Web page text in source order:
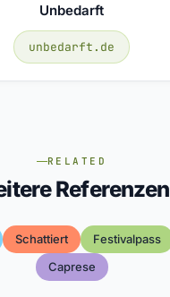
Unbedarft
unbedarft.de
RELATED
Referenzen
Schattiert Festivalpass
Caprese